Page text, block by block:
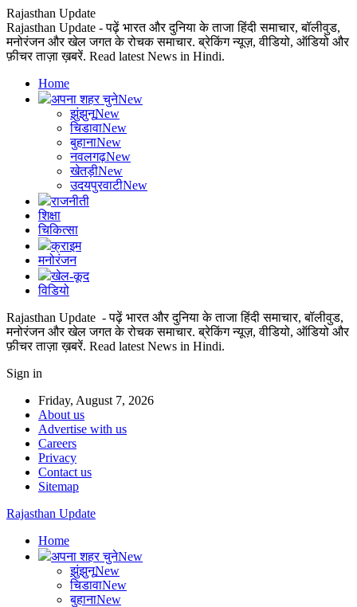
Rajasthan Update
Rajasthan Update - पढ़ें भारत और दुनिया के ताजा हिंदी समाचार, बॉलीवुड,
मनोरंजन और खेल जगत के रोचक समाचार. ब्रेकिंग न्यूज़, वीडियो, ऑडियो और
फ़ीचर ताज़ा ख़बरें. Read latest News in Hindi.
Home
अपना शहर चुनेNew
झुंझुनूNew
चिडावाNew
बुहानाNew
नवलगढ़New
खेतड़ीNew
उदयपुरवाटीNew
राजनीती
शिक्षा
चिकित्सा
क्राइम
मनोरंजन
खेल-कूद
विडियो
Rajasthan Update - पढ़ें भारत और दुनिया के ताजा हिंदी समाचार, बॉलीवुड,
मनोरंजन और खेल जगत के रोचक समाचार. ब्रेकिंग न्यूज़, वीडियो, ऑडियो और
फ़ीचर ताज़ा ख़बरें. Read latest News in Hindi.
Sign in
Friday, August 7, 2026
About us
Advertise with us
Careers
Privacy
Contact us
Sitemap
Rajasthan Update
Home
अपना शहर चुनेNew
झुंझुनूNew
चिडावाNew
बुहानाNew